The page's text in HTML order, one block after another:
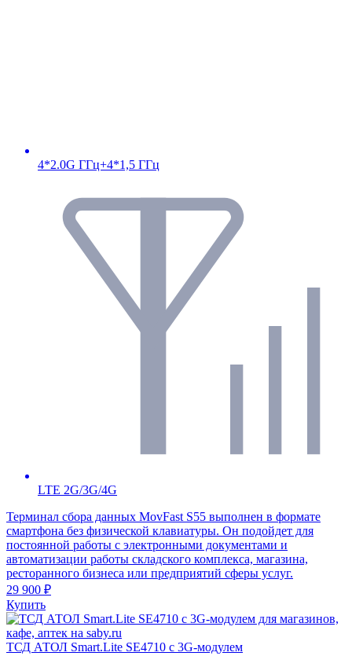
4*2.0G ГГц+4*1,5 ГГц
LTE 2G/3G/4G
Терминал сбора данных MovFast S55 выполнен в формате
смартфона без физической клавиатуры. Он подойдет для
постоянной работы с электронными документами и
автоматизации работы складского комплекса, магазина,
ресторанного бизнеса или предприятий сферы услуг.
29 900 ₽
Купить
ТСД АТОЛ Smart.Lite SE4710 с 3G-модулем